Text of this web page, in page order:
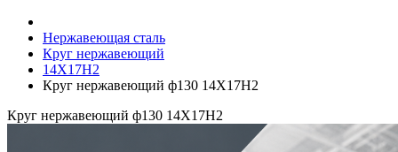
Нержавеющая сталь
Круг нержавеющий
14Х17Н2
Круг нержавеющий ф130 14Х17Н2
Круг нержавеющий ф130 14Х17Н2